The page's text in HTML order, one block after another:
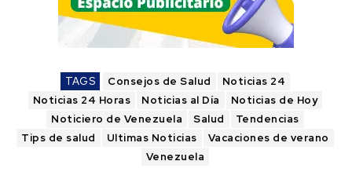
TAGS Consejos de Salud
Noticias 24
Noticias 24 Horas
Noticias al Día
Noticias de Hoy
Noticiero de Venezuela
Salud
Tendencias
Tips de salud
Ultimas Noticias
Vacaciones de verano
Venezuela